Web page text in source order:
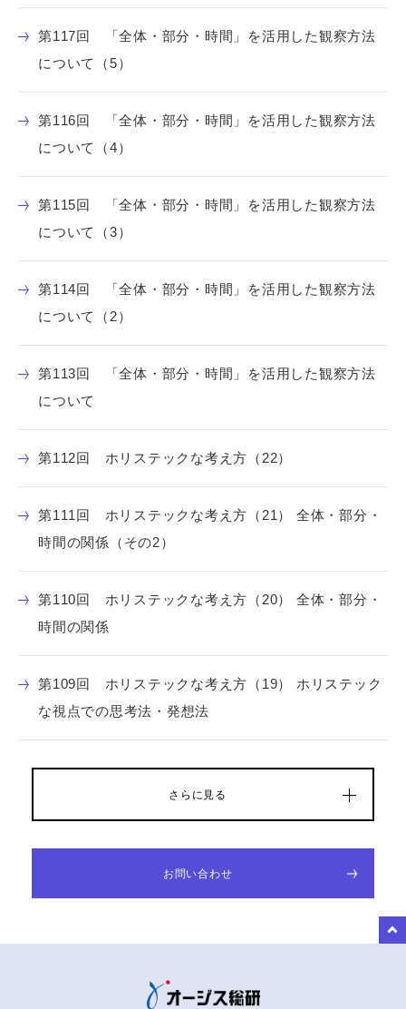
第117回 「全体・部分・時間」を活用した観察方法
について（5）
第116回 「全体・部分・時間」を活用した観察方法
について（4）
第115回 「全体・部分・時間」を活用した観察方法
について（3）
第114回 「全体・部分・時間」を活用した観察方法
について（2）
第113回 「全体・部分・時間」を活用した観察方法
について
第112回 ホリステックな考え方（22）
第111回 ホリステックな考え方（21） 全体・部分・
時間の関係（その2）
第110回 ホリステックな考え方（20） 全体・部分・
時間の関係
第109回 ホリステックな考え方（19） ホリステック
な視点での思考法・発想法
さらに見る
お問い合わせ